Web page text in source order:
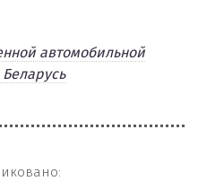
автомобильной